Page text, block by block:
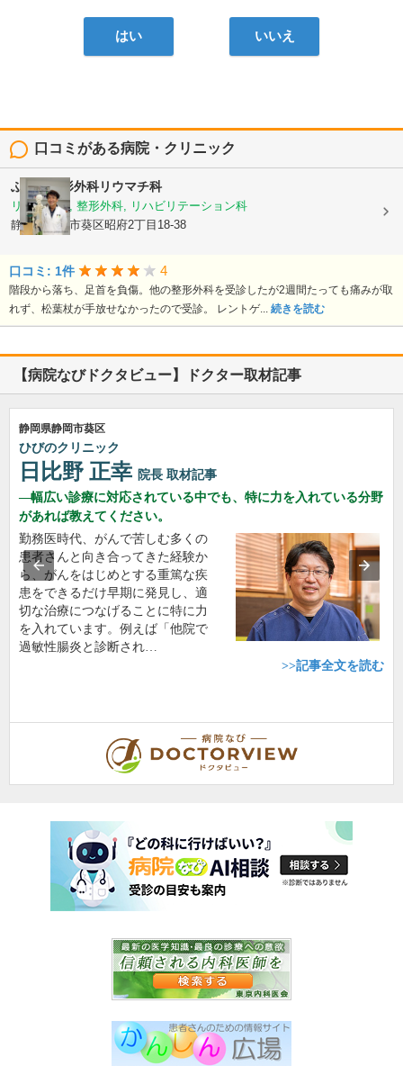
はい いいえ
口コミがある病院・クリニック
ふくだ整形外科リウマチ科
リウマチ科, 整形外科, リハビリテーション科
静岡県静岡市葵区昭府2丁目18-38
口コミ: 1件 4
階段から落ち、足首を負傷。他の整形外科を受診したが2週間たっても痛みが取
れず、松葉杖が手放せなかったので受診。 レントゲ... 続きを読む
【病院なびドクタビュー】ドクター取材記事
静岡県静岡市葵区
ひびのクリニック
日比野 正幸 院長 取材記事
幅広い診療に対応されている中でも、特に力を入れている分野
があれば教えてください。
勤務医時代、がんで苦しむ多くの
患者さんと向き合ってきた経験か
ら、がんをはじめとする重篤な疾
患をできるだけ早期に発見し、適
切な治療につなげることに特に力
を入れています。例えば「他院で
過敏性腸炎と診断され…
>>記事全文を読む